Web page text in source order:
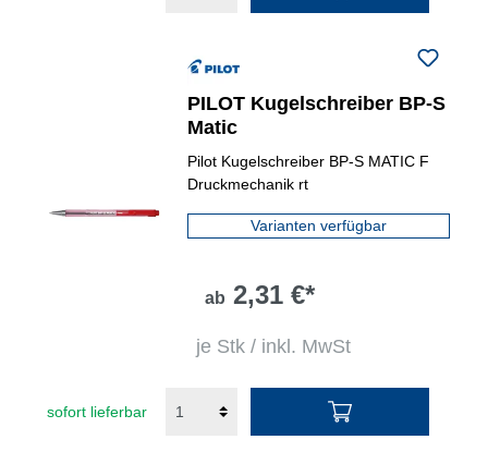
PILOT Kugelschreiber BP-S
Matic
Pilot Kugelschreiber BP-S MATIC F
Druckmechanik rt
Varianten verfügbar
ab 2,31 €*
je Stk / inkl. MwSt
sofort lieferbar